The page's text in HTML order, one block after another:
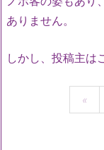
ありません。
しかし、投稿主は
«